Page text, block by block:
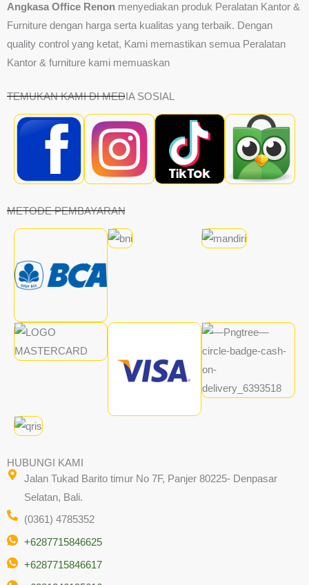
Angkasa Office Renon menyediakan produk Peralatan Kantor &
Furniture dengan harga serta kualitas yang terbaik. Dengan
quality control yang ketat, Kami memastikan semua Peralatan
Kantor & furniture kami memuaskan
TEMUKAN KAMI DI MEDIA SOSIAL
METODE PEMBAYARAN
HUBUNGI KAMI
Jalan Tukad Barito timur No 7F, Panjer 80225- Denpasar
Selatan, Bali.
(0361) 4785352
+6287715846625
+6287715846617